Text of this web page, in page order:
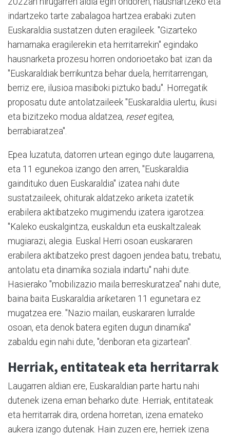
indartzeko tarte zabalagoa hartzea erabaki zuten
Euskaraldia sustatzen duten eragileek. "Gizarteko
hamarnaka eragilerekin eta herritarrekin" egindako
hausnarketa prozesu horren ondorioetako bat izan da
"Euskaraldiak berrikuntza behar duela, herritarrengan,
berriz ere, ilusioa masiboki piztuko badu". Horregatik
proposatu dute antolatzaileek "Euskaraldia ulertu, ikusi
eta bizitzeko modua aldatzea, resetegitea,
berrabiaratzea".
Epea luzatuta, datorren urtean egingo dute laugarrena,
eta 11 egunekoa izango den arren, "Euskaraldia
gaindituko duen Euskaraldia" izatea nahi dute
sustatzaileek, ohiturak aldatzeko ariketa izatetik
erabilera aktibatzeko mugimendu izatera igarotzea:
"Kaleko euskalgintza, euskaldun eta euskaltzaleak
mugiarazi, alegia. Euskal Herri osoan euskararen
erabilera aktibatzeko prest dagoen jendea batu, trebatu,
antolatu eta dinamika soziala indartu" nahi dute.
Hasierako "mobilizazio maila berreskuratzea" nahi dute,
baina baita Euskaraldia ariketaren 11 egunetara ez
mugatzea ere. "Nazio mailan, euskararen lurralde
osoan, eta denok batera egiten dugun dinamika"
zabaldu egin nahi dute, "denboran eta gizartean".
Herriak, entitateak eta herritarrak
Laugarren aldian ere, Euskaraldian parte hartu nahi
dutenek izena eman beharko dute. Herriak, entitateak
eta herritarrak dira, ordena horretan, izena emateko
aukera izango dutenak. Hain zuzen ere, herriek izena